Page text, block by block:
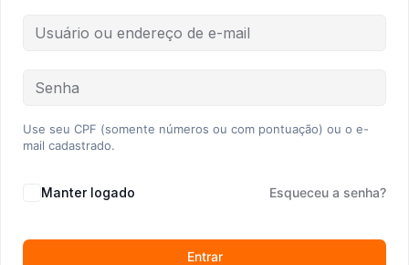
Use seu CPF (somente números ou com pontuação) ou o e-
mail cadastrado.
Manter logado Esqueceu a senha?
Entrar